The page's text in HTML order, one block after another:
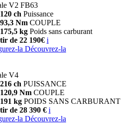
V2 FB63
120 ch Puissance
93,3 Nm COUPLE
175,5 kg Poids sans carburant
de 22 190€ i
la Découvrez-la
V4
216 ch PUISSANCE
120,9 Nm COUPLE
191 kg POIDS SANS CARBURANT
de 28 390 € i
la Découvrez-la